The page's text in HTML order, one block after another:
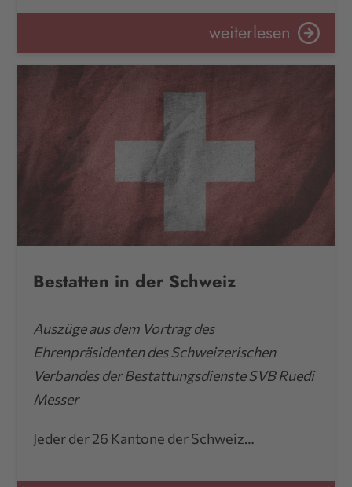
weiterlesen
Bestatten in der Schweiz
Auszüge aus dem Vortrag des
Ehrenpräsidenten des Schweizerischen
Verbandes der Bestattungsdienste SVB Ruedi
Messer
Jeder der 26 Kantone der Schweiz…